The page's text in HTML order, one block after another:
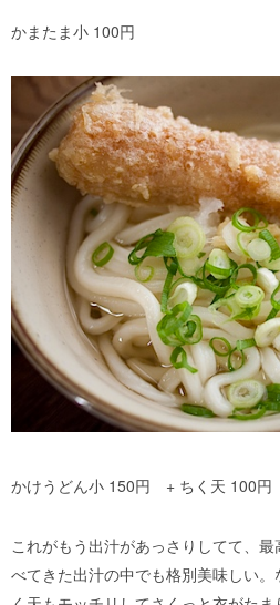
かまたま小 100円
かけうどん小 150円 + ちく天 100円
これがもう出汁があっさりしてて、
べてきた出汁の中でも格別美味しい